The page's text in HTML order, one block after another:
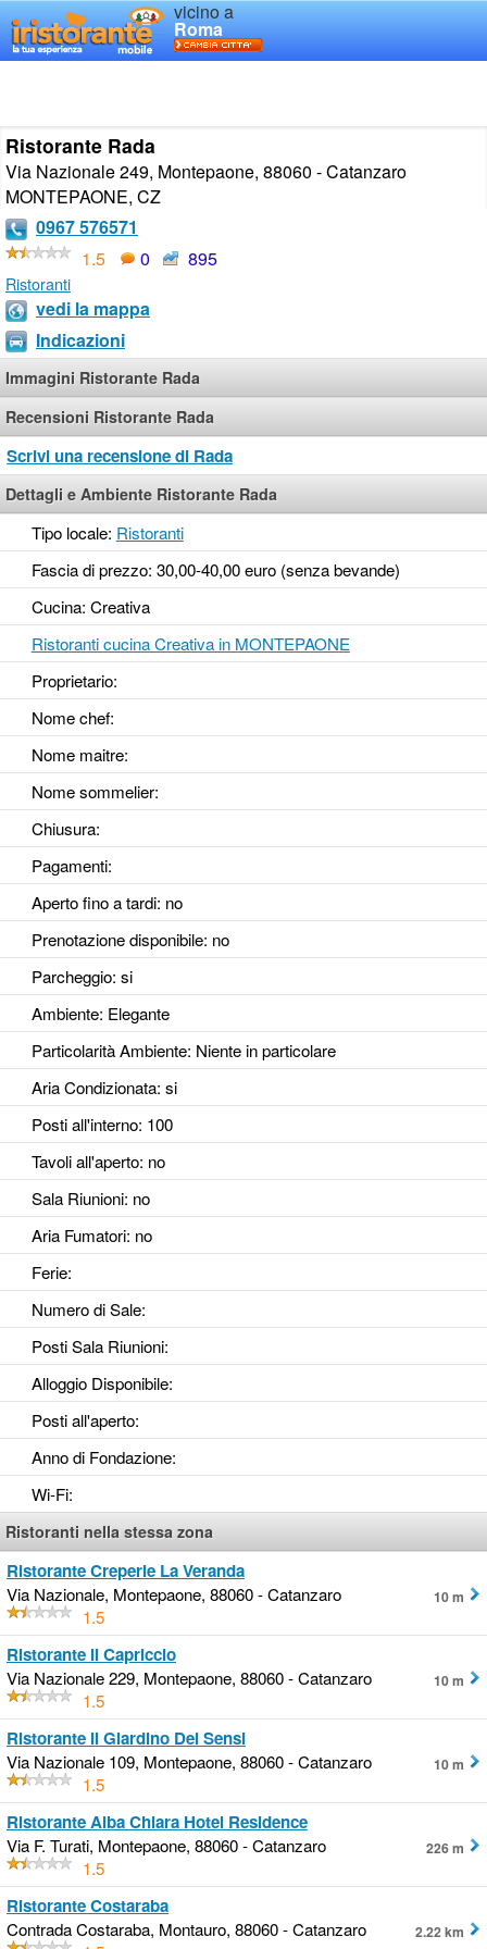
vicino a
Roma
Ristorante Rada
Via Nazionale 249, Montepaone, 88060 - Catanzaro
MONTEPAONE, CZ
0967 576571
1.5
0 895
Ristoranti
vedi la mappa
Indicazioni
Immagini Ristorante Rada
Recensioni Ristorante Rada
Scrivi una recensione di Rada
Dettagli e Ambiente Ristorante Rada
Tipo locale: Ristoranti
Fascia di prezzo: 30,00-40,00 euro (senza bevande)
Cucina: Creativa
Ristoranti cucina Creativa in MONTEPAONE
Proprietario:
Nome chef:
Nome maitre:
Nome sommelier:
Chiusura:
Pagamenti:
Aperto fino a tardi: no
Prenotazione disponibile: no
Parcheggio: si
Ambiente: Elegante
Particolarità Ambiente: Niente in particolare
Aria Condizionata: si
Posti all'interno: 100
Tavoli all'aperto: no
Sala Riunioni: no
Aria Fumatori: no
Ferie:
Numero di Sale:
Posti Sala Riunioni:
Alloggio Disponibile:
Posti all'aperto:
Anno di Fondazione:
Wi-Fi:
Ristoranti nella stessa zona
Ristorante Creperie La Veranda
Via Nazionale, Montepaone, 88060 - Catanzaro
1.5
10 m
Ristorante Il Capriccio
Via Nazionale 229, Montepaone, 88060 - Catanzaro
1.5
10 m
Ristorante Il Giardino Dei Sensi
Via Nazionale 109, Montepaone, 88060 - Catanzaro
1.5
10 m
Ristorante Alba Chiara Hotel Residence
Via F. Turati, Montepaone, 88060 - Catanzaro
1.5
226 m
Ristorante Costaraba
Contrada Costaraba, Montauro, 88060 - Catanzaro
2.22 km